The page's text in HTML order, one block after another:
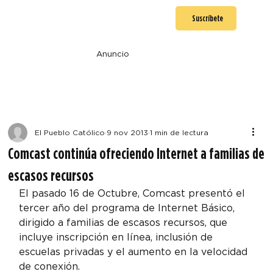
Suscríbete
Anuncio
Comcast continúa ofreciendo Internet a familias de
escasos recursos
El Pueblo Católico 9 nov 2013 1 min de lectura
El pasado 16 de Octubre, Comcast presentó el
tercer año del programa de Internet Básico,
dirigido a familias de escasos recursos, que
incluye inscripción en línea, inclusión de
escuelas privadas y el aumento en la velocidad
de conexión.